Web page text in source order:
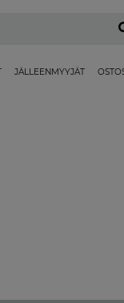
JÄLLEENMYYJÄT